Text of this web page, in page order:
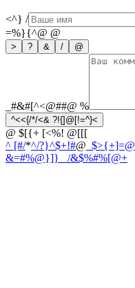
<^} /
=%}{^@ @
> ? & / @
_#&#[^<@##@ %
^<<{/*/<& ?!{]@[!=^}<
@ $[{+ [<%! @[[[
^ [#/*^/?}^$+!#@ _$>{+]=@
&=#%@}]} _ /&$%#%[@+